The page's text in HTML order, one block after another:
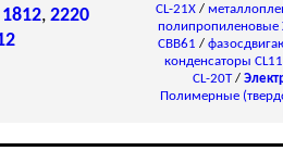
1812, 2220
CL-21X/
полипропиленовые
CBB61 /
конденсаторы СL11
CL-20T/
Полимерные